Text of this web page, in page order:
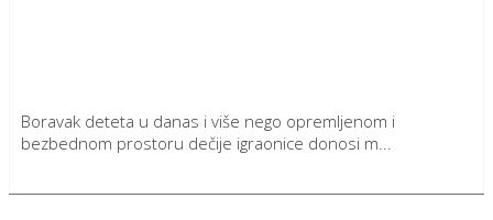
Boravak deteta u danas i više nego opremljenom i
bezbednom prostoru dečije igraonice donosi m...